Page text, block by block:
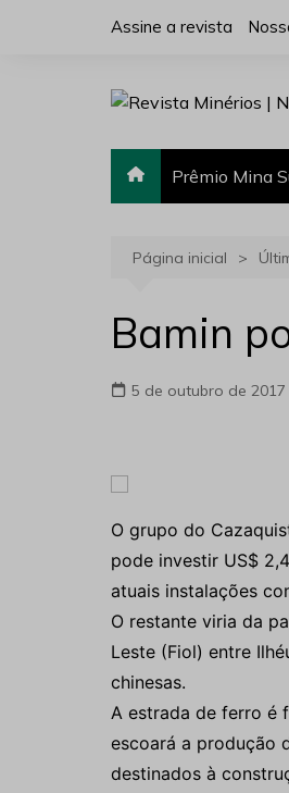
Assine a revista
Prêmio Mina
Página inicial
Bamin
5 de outubro de 2017
O grupo do
pode investir US$
atuais instalações
O restante viria da
Leste (Fiol) entre
chinesas.
A estrada de ferro é
escoará a produção
destinados à